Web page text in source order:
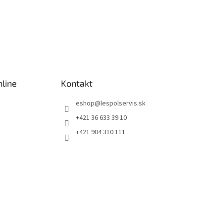
Kontakt
eshop@lespolservis.sk
+421 36 633 39 10
+421 904 310 111